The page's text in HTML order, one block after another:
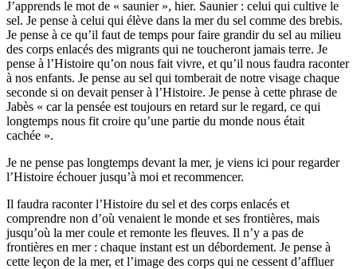
J’apprends le mot de « saunier », hier. Saunier : celui qui cultive le
sel. Je pense à celui qui élève dans la mer du sel comme des brebis.
Je pense à ce qu’il faut de temps pour faire grandir du sel au milieu
des corps enlacés des migrants qui ne toucheront jamais terre. Je
pense à l’Histoire qu’on nous fait vivre, et qu’il nous faudra raconter
à nos enfants. Je pense au sel qui tomberait de notre visage chaque
seconde si on devait penser à l’Histoire. Je pense à cette phrase de
Jabès « car la pensée est toujours en retard sur le regard, ce qui
longtemps nous fit croire qu’une partie du monde nous était
cachée ».
Je ne pense pas longtemps devant la mer, je viens ici pour regarder
l’Histoire échouer jusqu’à moi et recommencer.
Il faudra raconter l’Histoire du sel et des corps enlacés et
comprendre non d’où venaient le monde et ses frontières, mais
jusqu’où la mer coule et remonte les fleuves. Il n’y a pas de
frontières en mer : chaque instant est un débordement. Je pense à
cette leçon de la mer, et l’image des corps qui ne cessent d’affluer